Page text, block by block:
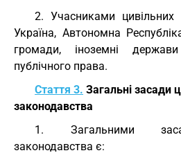
2. Учасниками
Україна, Автономна
громади, іноземні
публічного права.
Стаття 3. Загальні засади
законодавства
1. Загальними
законодавства є: